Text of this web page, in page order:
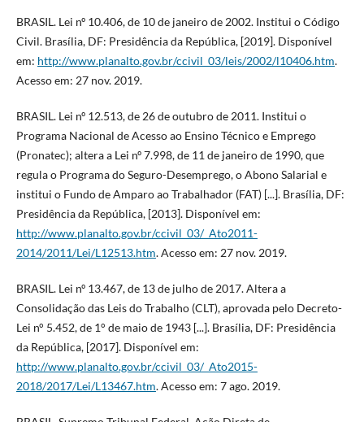
BRASIL. Lei nº 10.406, de 10 de janeiro de 2002. Institui o Código
Civil. Brasília, DF: Presidência da República, [2019]. Disponível
em: http://www.planalto.gov.br/ccivil_03/leis/2002/l10406.htm.
Acesso em: 27 nov. 2019.
BRASIL. Lei nº 12.513, de 26 de outubro de 2011. Institui o
Programa Nacional de Acesso ao Ensino Técnico e Emprego
(Pronatec); altera a Lei nº 7.998, de 11 de janeiro de 1990, que
regula o Programa do Seguro-Desemprego, o Abono Salarial e
institui o Fundo de Amparo ao Trabalhador (FAT) [...]. Brasília, DF:
Presidência da República, [2013]. Disponível em:
http://www.planalto.gov.br/ccivil_03/_Ato2011-
2014/2011/Lei/L12513.htm. Acesso em: 27 nov. 2019.
BRASIL. Lei nº 13.467, de 13 de julho de 2017. Altera a
Consolidação das Leis do Trabalho (CLT), aprovada pelo Decreto-
Lei n° 5.452, de 1° de maio de 1943 [...]. Brasília, DF: Presidência
da República, [2017]. Disponível em:
http://www.planalto.gov.br/ccivil_03/_Ato2015-
2018/2017/Lei/L13467.htm. Acesso em: 7 ago. 2019.